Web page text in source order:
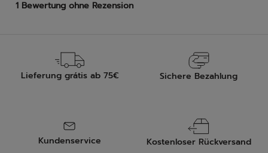
Lieferung grátis ab 75€ Sichere Bezahlung
Kundenservice Kostenloser Rückversand